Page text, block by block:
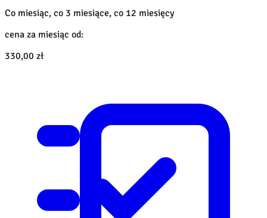
Co miesiąc, co 3 miesiące, co 12 miesięcy
cena za miesiąc od:
330,00 zł